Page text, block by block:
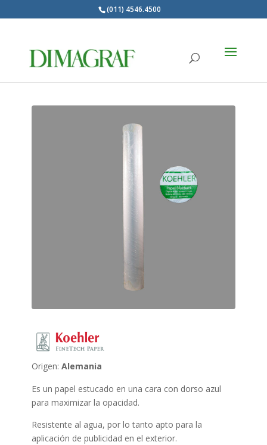
(011) 4546.4500
Origen: Alemania
Es un papel estucado en una cara con dorso azul
para maximizar la opacidad.
Resistente al agua, por lo tanto apto para la
aplicación de publicidad en el exterior.